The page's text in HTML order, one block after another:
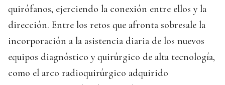
quirófanos, ejerciendo la conexión entre ellos y la
dirección. Entre los retos que afronta sobresale la
incorporación a la asistencia diaria de los nuevos
equipos diagnóstico y quirúrgico de alta tecnología,
como el arco radioquirúrgico adquirido